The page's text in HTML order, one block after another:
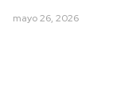
mayo 26, 2026